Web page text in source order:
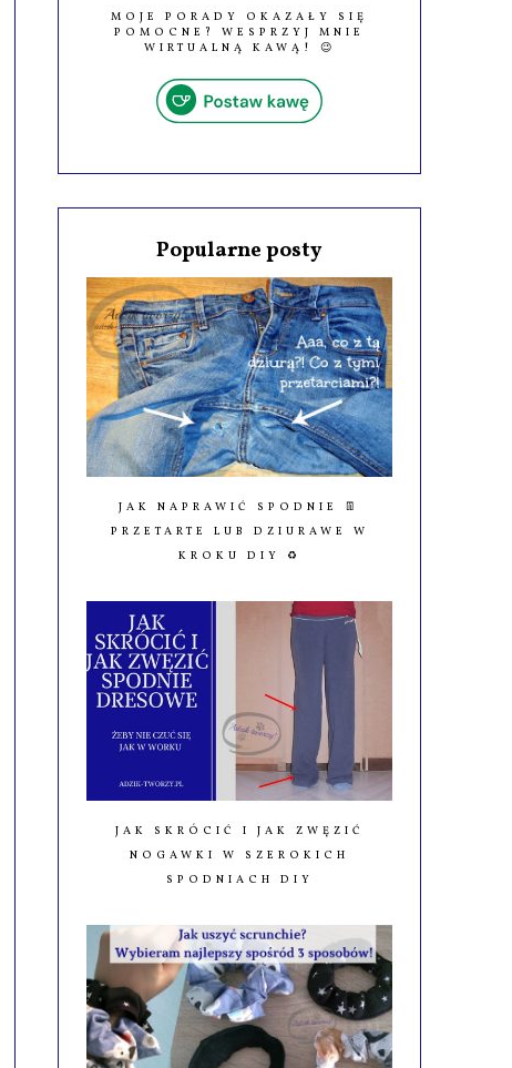
MOJE PORADY OKAZAŁY SIĘ
POMOCNE? WESPRZYJ MNIE
WIRTUALNĄ KAWĄ! 😉
Popularne posty
JAK NAPRAWIĆ SPODNIE 👖
PRZETARTE LUB DZIURAWE W
KROKU DIY ♻️
JAK SKRÓCIĆ I JAK ZWĘZIĆ
NOGAWKI W SZEROKICH
SPODNIACH DIY